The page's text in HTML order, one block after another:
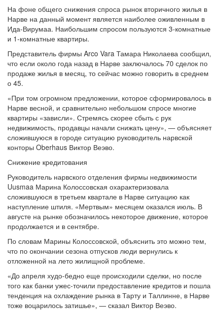
На фоне общего снижения спроса рынок вторичного жилья в
Нарве на данный момент является наиболее оживленным в
Ида-Вирумаа. Наибольшим спросом пользуются 3-комнатные
и 1-комнатные квартиры.
Представитель фирмы Arco Vara Тамара Николаева сообщил,
что если около года назад в Нарве заключалось 70 сделок по
продаже жилья в месяц, то сейчас можно говорить в среднем
о 45.
«При том огромном предложении, которое сформировалось в
Нарве весной, и сравнительно небольшом спросе многие
квартиры «зависли». Стремясь скорее сбыть с рук
недвижимость, продавцы начали снижать цену», — объясняет
сложившуюся в городе ситуацию руководитель нарвской
конторы Oberhaus Виктор Веэво.
Снижение кредитования
Руководитель нарвского отделения фирмы недвижимости
Uusmaa Марина Колоссовская охарактеризовала
сложившуюся в третьем квартале в Нарве ситуацию как
наступление штиля. «Мертвым» месяцем оказался июль. В
августе на рынке обозначилось некоторое движение, которое
продолжается и в сентябре.
По словам Марины Колоссовской, объяснить это можно тем,
что по окончании сезона отпусков люди вернулись к
отложенной на лето жилищной проблеме.
«До апреля худо-бедно еще происходили сделки, но после
того как банки ужес-точили предоставление кредитов и пошла
тенденция на охлаждение рынка в Тарту и Таллинне, в Нарве
тоже воцарилось затишье», — сказал Виктор Веэво.